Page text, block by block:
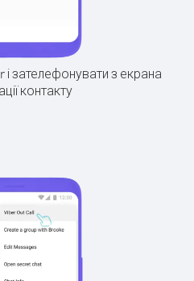
і зателефонувати з екрана
контакту